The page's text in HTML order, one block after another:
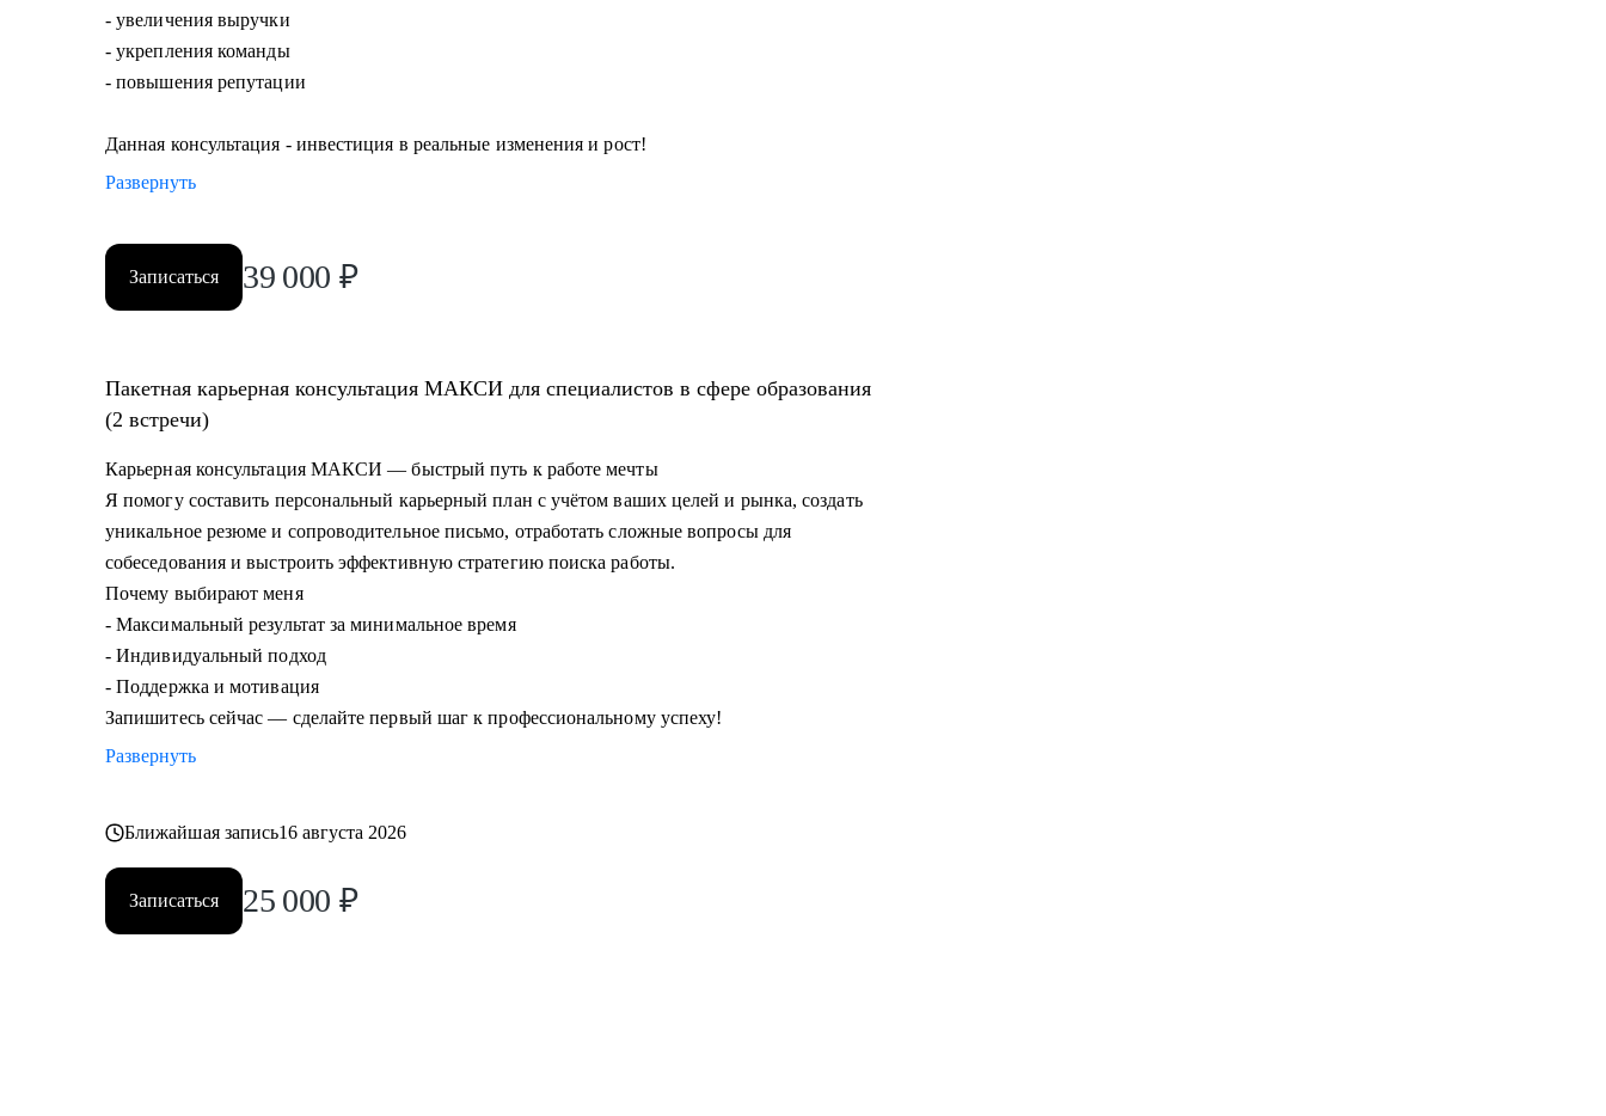
- увеличения выручки
- укрепления команды
- повышения репутации
Данная консультация - инвестиция в реальные изменения и рост!
Развернуть
Записаться 39 000 ₽
Пакетная карьерная консультация МАКСИ для специалистов в сфере образования
(2 встречи)
Карьерная консультация МАКСИ — быстрый путь к работе мечты
Я помогу составить персональный карьерный план с учётом ваших целей и рынка, создать
уникальное резюме и сопроводительное письмо, отработать сложные вопросы для
собеседования и выстроить эффективную стратегию поиска работы.
Почему выбирают меня
- Максимальный результат за минимальное время
- Индивидуальный подход
- Поддержка и мотивация
Запишитесь сейчас — сделайте первый шаг к профессиональному успеху!
Развернуть
Ближайшая запись16 августа 2026
Записаться 25 000 ₽